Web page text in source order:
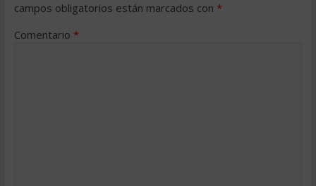
campos obligatorios están marcados con *
Comentario *